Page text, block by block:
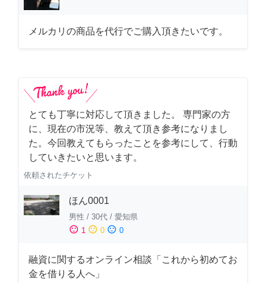
メルカリの商品を代行でご購入頂きたいです。
とても丁寧に対応して頂きました。 専門家の方
に、現在の市況等、教えて頂き参考になりまし
た。今回教えてもらったことを参考にして、行動
していきたいと思います。
依頼されたチケット
ほん0001
男性 / 30代 / 愛知県
sentiment_satisfied 1 sentiment_neutral 0 sentiment_dissatisfied 0
融資に関するオンライン相談「これから初めてお
金を借りる人へ」